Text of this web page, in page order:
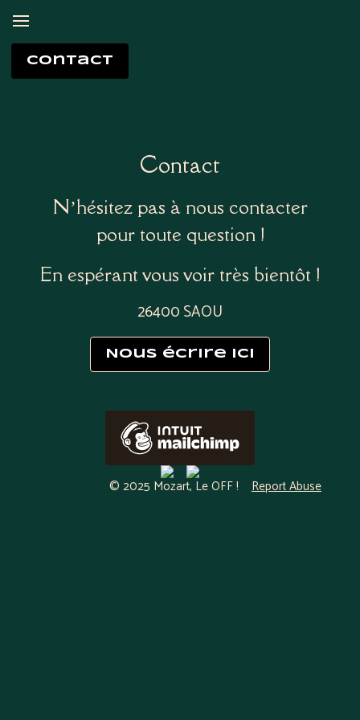
contact
Contact
N’hésitez pas à nous contacter
pour toute question !
En espérant vous voir très bientôt !
26400 SAOU
Nous écrire ici
© 2025 Mozart, Le OFF ! Report Abuse